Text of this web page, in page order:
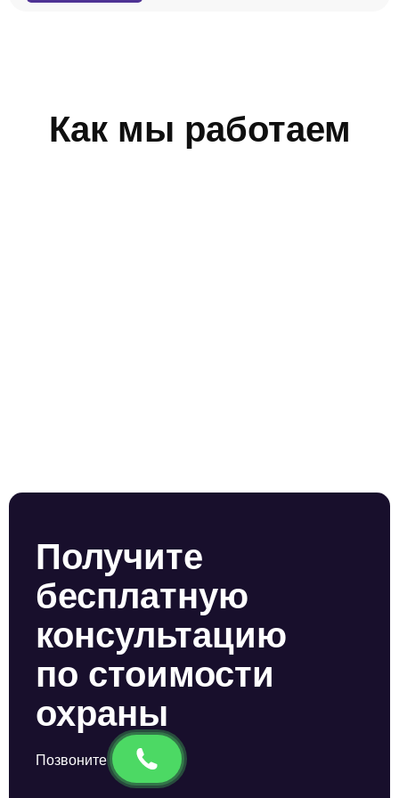
Как мы работаем
Получите
бесплатную
консультацию
по стоимости
охраны
Позвоните